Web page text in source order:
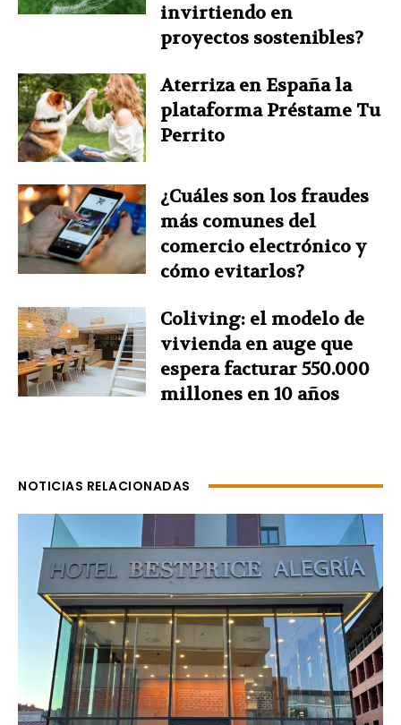
invirtiendo en
proyectos sostenibles?
Aterriza en España la
plataforma Préstame Tu
Perrito
¿Cuáles son los fraudes
más comunes del
comercio electrónico y
cómo evitarlos?
Coliving: el modelo de
vivienda en auge que
espera facturar 550.000
millones en 10 años
NOTICIAS RELACIONADAS